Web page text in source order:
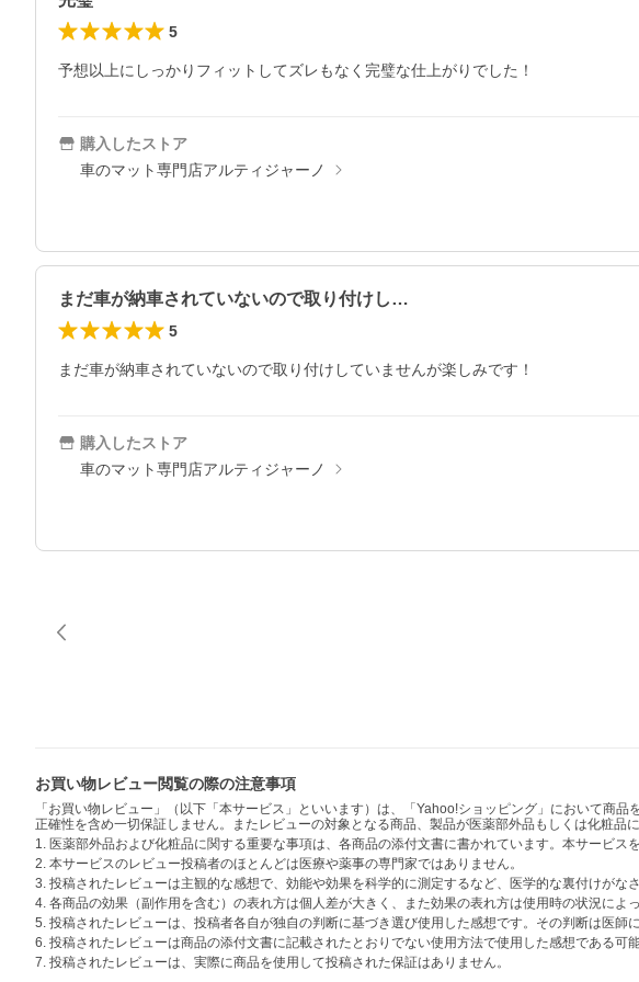
5
予想以上にしっかりフィットしてズレもなく完璧な仕上がりでした！
購入したストア
車のマット専門店アルティジャーノ
まだ車が納車されていないので取り付けし…
5
まだ車が納車されていないので取り付けしていませんが楽しみです！
購入したストア
車のマット専門店アルティジャーノ
お買い物レビュー閲覧の際の注意事項
「お買い物レビュー」（以下「本サービス」といいます）は、「Yahoo!ショッピング」において商
正確性を含め一切保証しません。またレビューの対象となる商品、製品が医薬部外品もしくは化粧品
1. 医薬部外品および化粧品に関する重要な事項は、各商品の添付文書に書かれています。本サービス
2. 本サービスのレビュー投稿者のほとんどは医療や薬事の専門家ではありません。
3. 投稿されたレビューは主観的な感想で、効能や効果を科学的に測定するなど、医学的な裏付けがな
4. 各商品の効果（副作用を含む）の表れ方は個人差が大きく、また効果の表れ方は使用時の状況に
5. 投稿されたレビューは、投稿者各自が独自の判断に基づき選び使用した感想です。その判断は医師
6. 投稿されたレビューは商品の添付文書に記載されたとおりでない使用方法で使用した感想である可能
7. 投稿されたレビューは、実際に商品を使用して投稿された保証はありません。